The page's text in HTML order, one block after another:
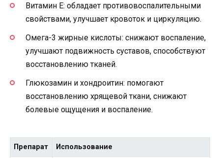
Витамин Е: обладает противовоспалительными
свойствами, улучшает кровоток и циркуляцию.
Омега-3 жирные кислоты: снижают воспаление,
улучшают подвижность суставов, способствуют
восстановлению тканей.
Глюкозамин и хондроитин: помогают
восстановлению хрящевой ткани, снижают
болевые ощущения и воспаление.
Препарат Использование